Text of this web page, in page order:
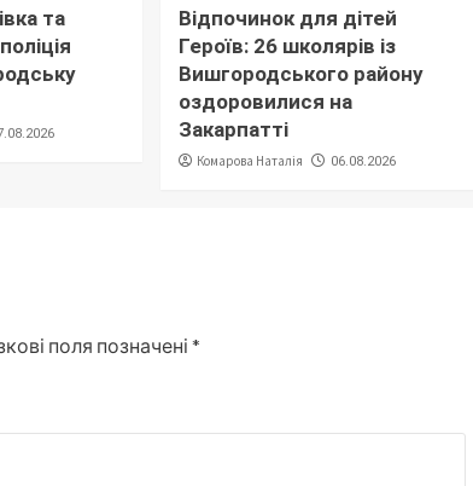
та
Відпочинок для дітей
Героїв: 26 школярів із
Вишгородського району
оздоровилися на
Закарпатті
Комарова Наталія 06.08.2026
поля позначені *